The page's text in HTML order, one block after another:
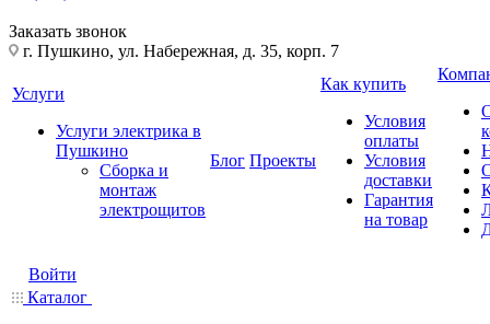
Заказать звонок
г. Пушкино, ул. Набережная, д. 35, корп. 7
Услуги
Услуги электрика в
Пушкино
Сборка и
монтаж
электрощитов
Блог Проекты
Как купить
Условия
оплаты
Условия
доставки
Гарантия
на товар
Войти
Каталог